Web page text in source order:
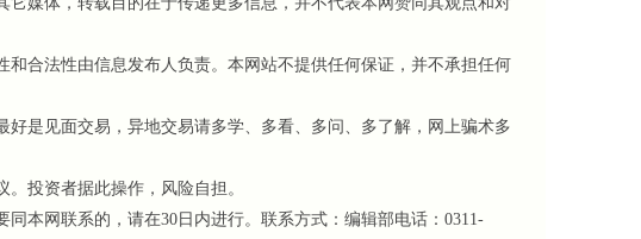
合法性由信息发布人负责。本网站不提供任何保证，并不承担任何
是见面交易，异地交易请多学、多看、多问、多了解，网上骗术多
。投资者据此操作，风险自担。
网联系的，请在30日内进行。联系方式：编辑部电话：0311-